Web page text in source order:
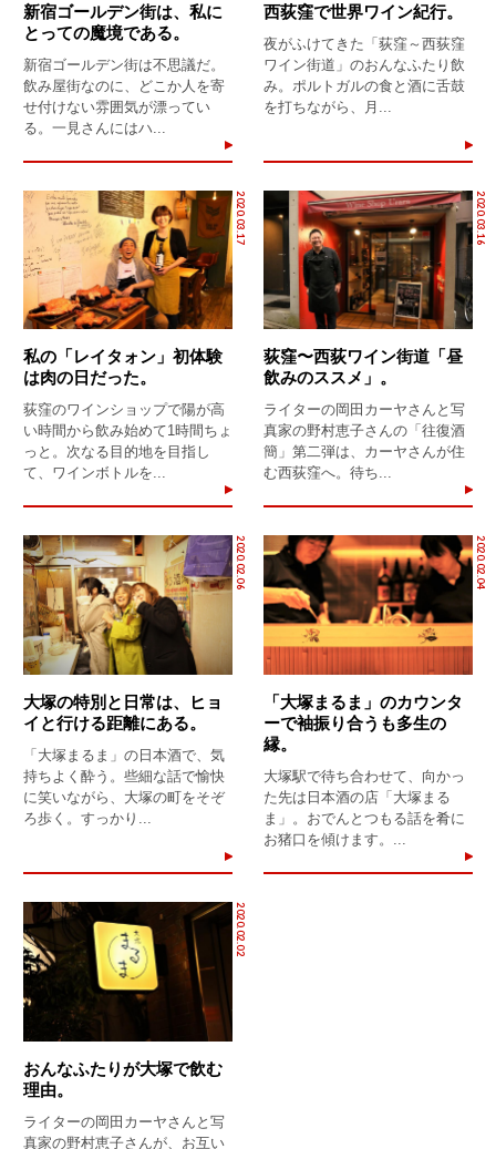
新宿ゴールデン街は、私に
とっての魔境である。
新宿ゴールデン街は不思議だ。
飲み屋街なのに、どこか人を寄
せ付けない雰囲気が漂ってい
る。一見さんにはハ...
西荻窪で世界ワイン紀行。
夜がふけてきた「荻窪～西荻窪
ワイン街道」のおんなふたり飲
み。ポルトガルの食と酒に舌鼓
を打ちながら、月...
2020.03.17
私の「レイタォン」初体験
は肉の日だった。
荻窪のワインショップで陽が高
い時間から飲み始めて1時間ちょ
っと。次なる目的地を目指し
て、ワインボトルを...
2020.03.16
荻窪〜西荻ワイン街道「昼
飲みのススメ」。
ライターの岡田カーヤさんと写
真家の野村恵子さんの「往復酒
簡」第二弾は、カーヤさんが住
む西荻窪へ。待ち...
2020.02.06
大塚の特別と日常は、ヒョ
イと行ける距離にある。
「大塚まるま」の日本酒で、気
持ちよく酔う。些細な話で愉快
に笑いながら、大塚の町をそぞ
ろ歩く。すっかり...
2020.02.04
「大塚まるま」のカウンタ
ーで袖振り合うも多生の
縁。
大塚駅で待ち合わせて、向かっ
た先は日本酒の店「大塚まる
ま」。おでんとつもる話を肴に
お猪口を傾けます。...
2020.02.02
おんなふたりが大塚で飲む
理由。
ライターの岡田カーヤさんと写
真家の野村恵子さんが、お互い